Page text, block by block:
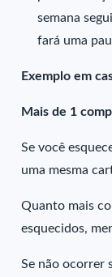
semana
fará uma
Exemplo em
Mais de 1
Se você
uma mesma
Quanto mais
esquecidos,
Se não ocorrer